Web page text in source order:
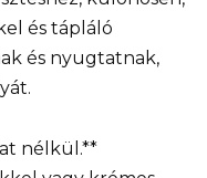
és tápláló
és nyugtatnak,
nélkül.**